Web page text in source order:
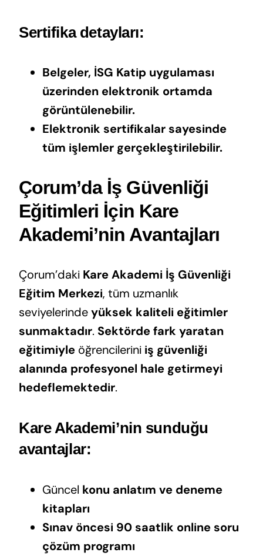
Sertifika detayları:
Belgeler, İSG Katip uygulaması
üzerinden elektronik ortamda
görüntülenebilir.
Elektronik sertifikalar sayesinde
tüm işlemler gerçekleştirilebilir.
Çorum’da İş Güvenliği
Eğitimleri İçin Kare
Akademi’nin Avantajları
Çorum’daki Kare Akademi İş Güvenliği
Eğitim Merkezi, tüm uzmanlık
seviyelerindeyüksek kaliteli eğitimler
sunmaktadır. Sektörde fark yaratan
eğitimiyleöğrencilerini iş güvenliği
alanında profesyonel hale getirmeyi
hedeflemektedir.
Kare Akademi’nin sunduğu
avantajlar:
Güncel konu anlatım ve deneme
kitapları
Sınav öncesi 90 saatlik online soru
çözüm programı